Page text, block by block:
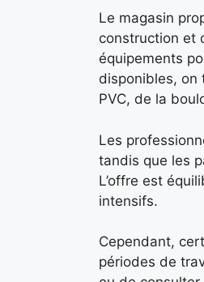
Le magasin
construction et
équipements
disponibles, on
PVC, de la
Les
tandis que les
L’offre est
intensifs.
Cependant,
périodes de